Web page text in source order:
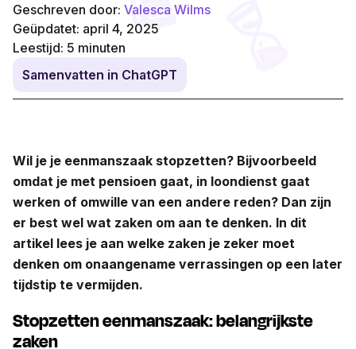
Geschreven door: Valesca Wilms
Geüpdatet: april 4, 2025
Leestijd: 5 minuten
Samenvatten in ChatGPT
Wil je je eenmanszaak stopzetten? Bijvoorbeeld
omdat je met pensioen gaat, in loondienst gaat
werken of omwille van een andere reden? Dan zijn
er best wel wat zaken om aan te denken. In dit
artikel lees je aan welke zaken je zeker moet
denken om onaangename verrassingen op een later
tijdstip te vermijden.
Stopzetten eenmanszaak: belangrijkste
zaken